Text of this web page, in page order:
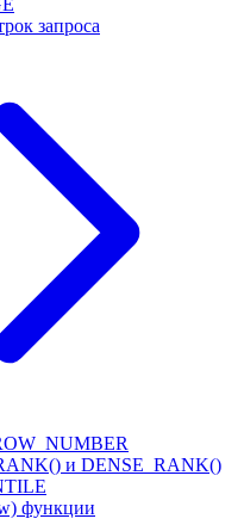
запроса
и DENSE_RANK()
функции